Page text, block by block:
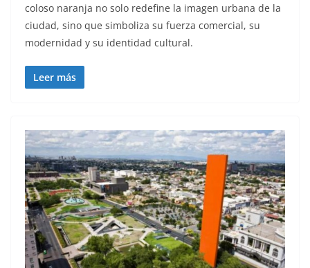
coloso naranja no solo redefine la imagen urbana de la
ciudad, sino que simboliza su fuerza comercial, su
modernidad y su identidad cultural.
Leer más